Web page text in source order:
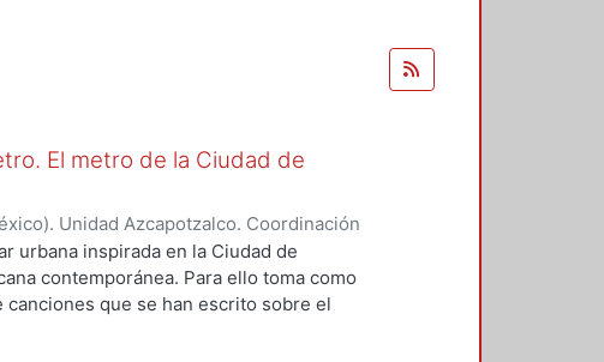
El metro de la Ciudad de
Unidad Azcapotzalco. Coordinación
Vázquez, Guillermo Alfonso
urbana inspirada en la Ciudad de
contemporánea. Para ello toma como
que se han escrito sobre el